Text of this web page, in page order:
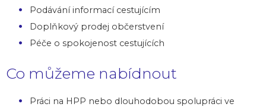
Podávání informací cestujícím
Doplňkový prodej občerstvení
Péče o spokojenost cestujících
Co můžeme nabídnout
Práci na HPP nebo dlouhodobou spolupráci ve